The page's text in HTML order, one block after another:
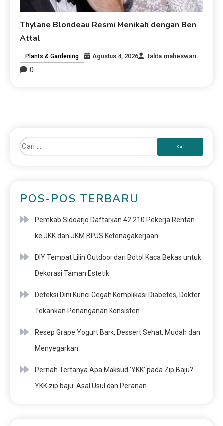
Thylane Blondeau Resmi Menikah dengan Ben
Attal
Plants & Gardening Agustus 4, 2026 talita.maheswari
0
POS-POS TERBARU
Pemkab Sidoarjo Daftarkan 42.210 Pekerja Rentan
ke JKK dan JKM BPJS Ketenagakerjaan
DIY Tempat Lilin Outdoor dari Botol Kaca Bekas untuk
Dekorasi Taman Estetik
Deteksi Dini Kunci Cegah Komplikasi Diabetes, Dokter
Tekankan Penanganan Konsisten
Resep Grape Yogurt Bark, Dessert Sehat, Mudah dan
Menyegarkan
Pernah Tertanya Apa Maksud ‘YKK’ pada Zip Baju?
YKK zip baju: Asal Usul dan Peranan